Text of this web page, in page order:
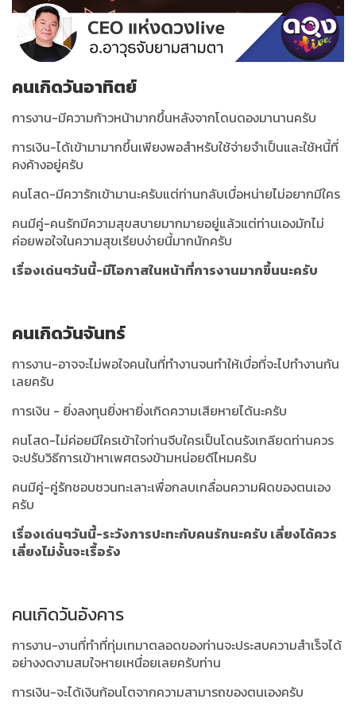
คนเกิดวันอาทิตย์
การงาน-มีความก้าวหน้ามากขึ้นหลังจากโดนดองมานานครับ
การเงิน-ได้เข้ามามากขึ้นเพียงพอสำหรับใช้จ่ายจำเป็นและใช้หนี้ที่
คงค้างอยู่ครับ
คนโสด-มีควารักเข้ามานะครับแต่ท่านกลับเบื่อหน่ายไม่อยากมีใคร
คนมีคู่-คนรักมีความสุขสบายมากมายอยู่แล้วแต่ท่านเองมักไม่
ค่อยพอใจในความสุขเรียบง่ายนี้มากนักครับ
เรื่องเด่นๆวันนี้-มีโอกาสในหน้าที่การงานมากขึ้นนะครับ
คนเกิดวันจันทร์
การงาน-อาจจะไม่พอใจคนในที่ทำงานจนทำให้เบื่อที่จะไปทำงานกัน
เลยครับ
การเงิน - ยิ่งลงทุนยิ่งหายิ่งเกิดความเสียหายได้นะครับ
คนโสด-ไม่ค่อยมีใครเข้าใจท่านจีบใครเป็นโดนรังเกลียดท่านควร
จะปรับวิธีการเข้าหาเพศตรงข้ามหน่อยดีไหมครับ
คนมีคู่-คู่รักชอบชวนทะเลาะเพื่อกลบเกลื่อนความผิดของตนเอง
ครับ
เรื่องเด่นๆวันนี้-ระวังการปะทะกับคนรักนะครับ เลี่ยงได้ควร
เลี่ยงไม่งั้นจะเรื้อรัง
คนเกิดวันอังคาร
การงาน-งานที่ทำที่ทุ่มเทมาตลอดของท่านจะประสบความสำเร็จได้
อย่างงดงามสมใจหายเหนื่อยเลยครับท่าน
การเงิน-จะได้เงินก้อนโตจากความสามารถของตนเองครับ